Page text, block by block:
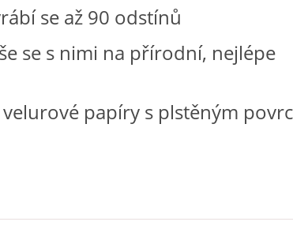
až 90 odstínů
na přírodní, nejlépe
s plstěným